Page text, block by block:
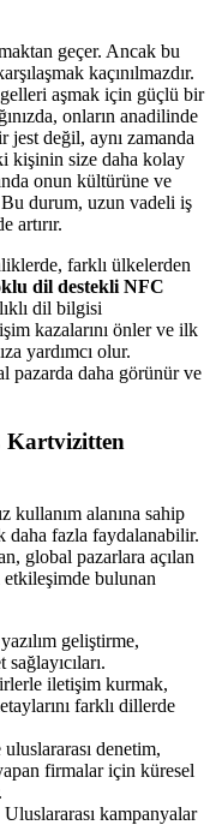
geçer. Ancak bu
kaçınılmazdır.
aşmak için güçlü bir
onların anadilinde
değil, aynı zamanda
kişinin size daha kolay
onun kültürüne ve
durum, uzun vadeli iş
artırır.
farklı ülkelerden
dil destekli NFC
dil bilgisi
kazalarını önler ve ilk
yardımcı olur.
pazarda daha görünür ve
Kartvizitten
kullanım alanına sahip
daha fazla faydalanabilir.
global pazarlara açılan
bulunan
geliştirme,
iletişim kurmak,
farklı dillerde
denetim,
firmalar için küresel
Uluslararası kampanyalar